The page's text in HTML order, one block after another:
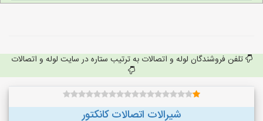
تلفن فروشندگان لوله و اتصالات به ترتیب ستاره در سایت لوله و اتصالات
شیرالات اتصالات کانکتور